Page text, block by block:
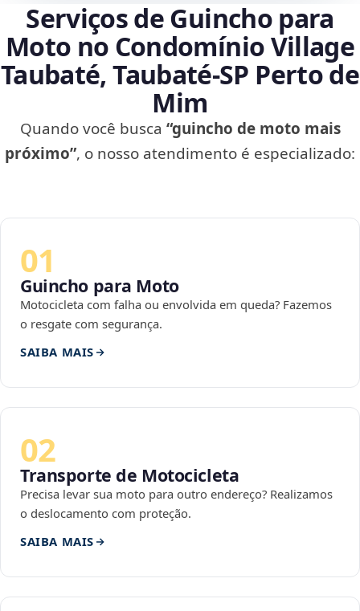
Serviços de Guincho para
Moto no Condomínio Village
Taubaté, Taubaté‑SP Perto de
Mim
Quando você busca “guincho de moto mais
próximo”, o nosso atendimento é especializado:
01
Guincho para Moto
Motocicleta com falha ou envolvida em queda? Fazemos
o resgate com segurança.
SAIBA MAIS
02
Transporte de Motocicleta
Precisa levar sua moto para outro endereço? Realizamos
o deslocamento com proteção.
SAIBA MAIS